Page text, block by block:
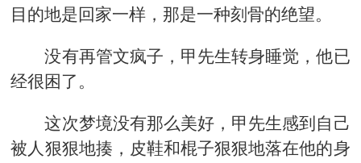
目的地是回家一样，那是一种刻骨的绝望。
没有再管文疯子，甲先生转身睡觉，他已
经很困了。
这次梦境没有那么美好，甲先生感到自己
被人狠狠地揍，皮鞋和棍子狠狠地落在他的身